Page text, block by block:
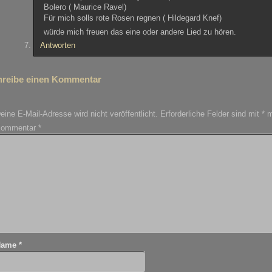
Bolero ( Maurice Ravel)
Für mich solls rote Rosen regnen ( Hildegard Knef)
würde mich freuen das eine oder andere Lied zu hören.
Antworten
einen Kommentar
E-Mail-Adresse wird nicht veröffentlicht. Erforderliche Felder sind mit*
*
*